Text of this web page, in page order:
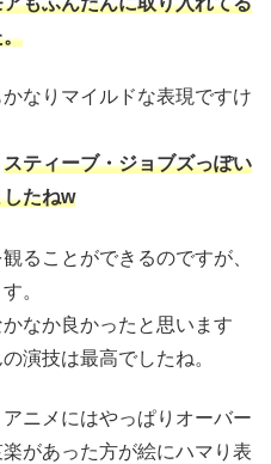
。
なりマイルドな表現ですけ
スティーブ・ジョブズっぽい
たねw
ることができるのですが、
。
なか良かったと思います
演技は最高でしたね。
ニメにはやっぱりオーバー
があった方が絵にハマり表